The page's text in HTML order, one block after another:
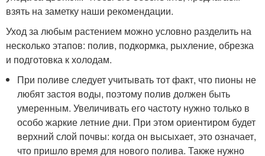
взять на заметку наши рекомендации.
Уход за любым растением можно условно разделить на
несколько этапов: полив, подкормка, рыхление, обрезка
и подготовка к холодам.
При поливе следует учитывать тот факт, что пионы не
любят застоя воды, поэтому полив должен быть
умеренным. Увеличивать его частоту нужно только в
особо жаркие летние дни. При этом ориентиром будет
верхний слой почвы: когда он высыхает, это означает,
что пришло время для нового полива. Также нужно